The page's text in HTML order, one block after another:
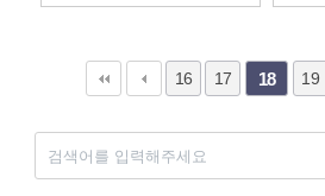
16 17 18 19